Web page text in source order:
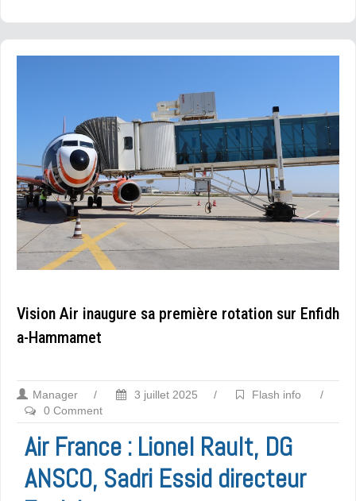
Vision Air inaugure sa première rotation sur Enfidh
a-Hammamet
Manager / 3 juillet 2025 / Flash info
/
0 Comment
Air France : Lionel Rault, DG
ANSCO, Sadri Essid directeur